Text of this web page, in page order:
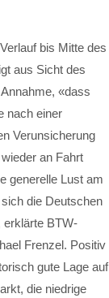
bis Mitte des
aus Sicht des
«dass
nach einer
Verunsicherung
an Fahrt
generelle Lust am
die Deutschen
erklärte BTW-
Frenzel. Positiv
gute Lage auf
die niedrige